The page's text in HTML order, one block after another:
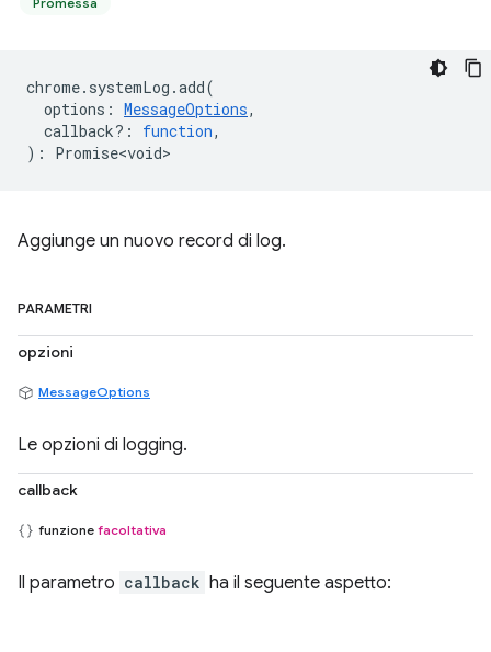
chrome. systemLog .add(
options : MessageOptions,
callback? : function,
) : Promise<void>
Aggiunge un nuovo record di log.
PARAMETRI
opzioni
MessageOptions
Le opzioni di logging.
callback
funzione facoltativa
Il parametro callback ha il seguente aspetto: